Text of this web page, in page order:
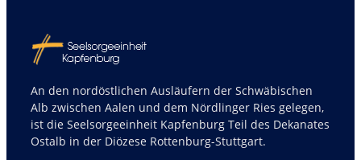
An den nordöstlichen Ausläufern der Schwäbischen
Alb zwischen Aalen und dem Nördlinger Ries gelegen,
ist die Seelsorgeeinheit Kapfenburg Teil des Dekanates
Ostalb in der Diözese Rottenburg-Stuttgart.